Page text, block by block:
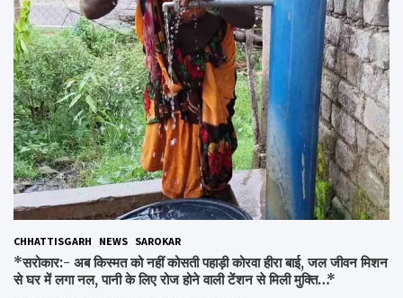
CHHATTISGARH NEWS SAROKAR
*सरोकार:- अब किस्मत को नहीं कोसती पहाड़ी कोरवा हीरा बाई, जल जीवन मिशन
से घर में लगा नल, पानी के लिए रोज होने वाली टेंशन से मिली मुक्ति…*